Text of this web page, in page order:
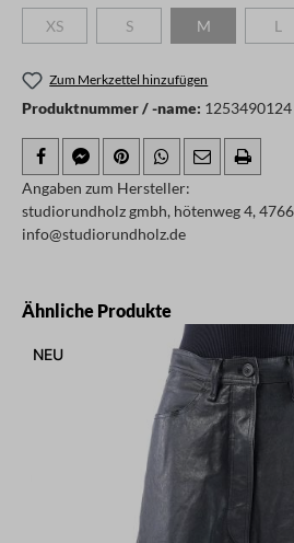
XS(Diese Option ist zurzeit nicht verfügbar.)
S
(Diese Option ist zurzeit
M(Diese OptionL
Zum Merkzettel hinzufügen
Produktnummer / -name:
Angaben zum Hersteller:
studiorundholz gmbh, hötenweg 4,
info@studiorundholz.de
Produktgalerie überspringen
Ähnliche Produkte
NEU